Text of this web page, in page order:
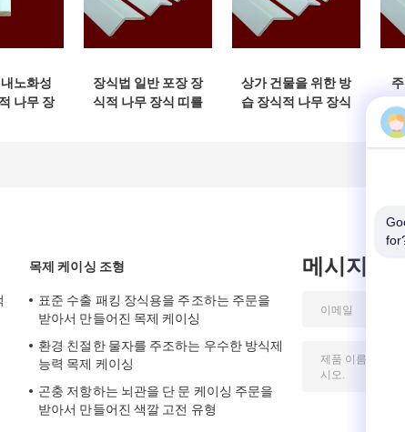
노화성
나무 장
장식법 일반 포장 장
식적 나무 장식 띠를
상가 건물을 위한 방
습 장식적 나무 장식
목제 케이싱 조형
표준 수출 패킹 장식용을 주조하는 주문을
받아서 만들어진 목제 케이싱
환경 친절한 물자를 주조하는 우수한 방식제
능력 목제 케이싱
곤충 저항하는 뇌관을 단 문 케이싱 주문을
받아서 만들어진 색깔 고전 유형
메시지를